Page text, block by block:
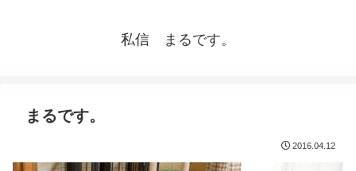
私信 まるです。
まるです。
2016.04.12